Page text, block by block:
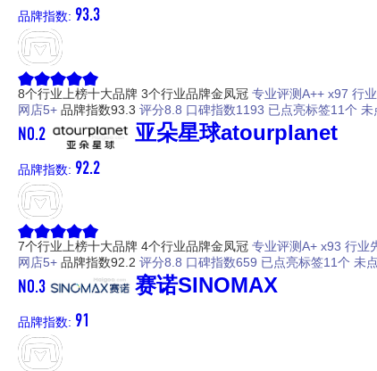
品牌指数: 93.3
8个行业上榜十大品牌 3个行业品牌金凤冠 专业​评测A++ x97 行
网店5+ 品牌指数93.3 评分8.8 口碑指数1193 已点亮标签11个 未
NO.2 亚朵星球atourplanet
品牌指数: 92.2
7个行业上榜十大品牌 4个行业品牌金凤冠 专业评测A+ x93 行业
网店5+ 品牌指数92.2 评分8.8 口碑指数659 已点亮标签11个 未
NO.3 赛诺SINOMAX
品牌指数: 91